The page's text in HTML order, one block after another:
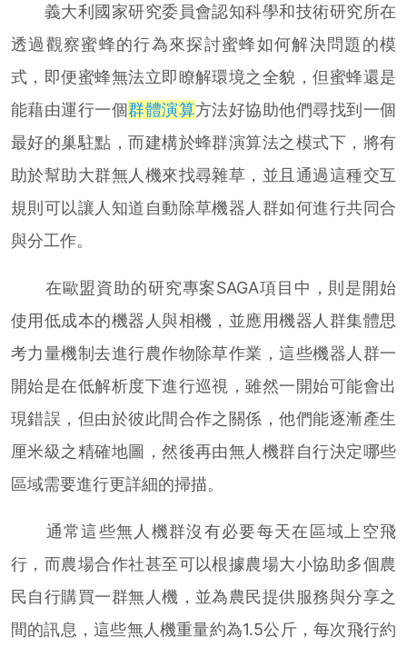
義大利國家研究委員會認知科學和技術研究所在
透過觀察蜜蜂的行為來探討蜜蜂如何解決問題的模
式，即便蜜蜂無法立即瞭解環境之全貌，但蜜蜂還是
能藉由運行一個群體演算方法好協助他們尋找到一個
最好的巢駐點，而建構於蜂群演算法之模式下，將有
助於幫助大群無人機來找尋雜草，並且通過這種交互
規則可以讓人知道自動除草機器人群如何進行共同合
與分工作。
在歐盟資助的研究專案SAGA項目中，則是開始
使用低成本的機器人與相機，並應用機器人群集體思
考力量機制去進行農作物除草作業，這些機器人群一
開始是在低解析度下進行巡視，雖然一開始可能會出
現錯誤，但由於彼此間合作之關係，他們能逐漸產生
厘米級之精確地圖，然後再由無人機群自行決定哪些
區域需要進行更詳細的掃描。
通常這些無人機群沒有必要每天在區域上空飛
行，而農場合作社甚至可以根據農場大小協助多個農
民自行購買一群無人機，並為農民提供服務與分享之
間的訊息，這些無人機重量約為1.5公斤，每次飛行約